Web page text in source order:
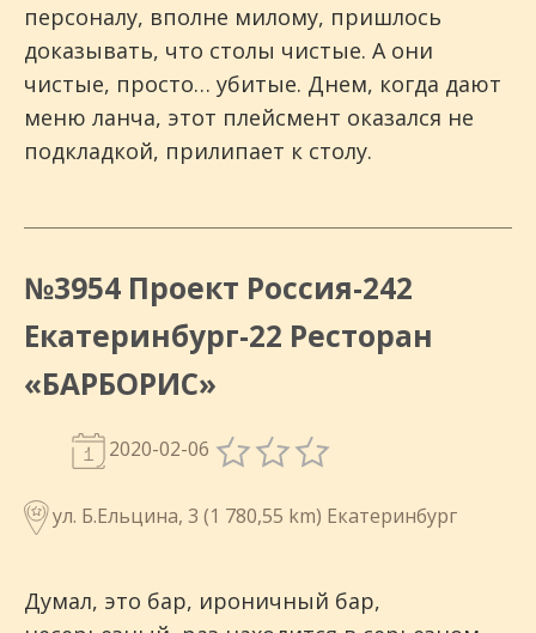
персоналу, вполне милому, пришлось
доказывать, что столы чистые. А они
чистые, просто… убитые. Днем, когда дают
меню ланча, этот плейсмент оказался не
подкладкой, прилипает к столу.
№3954 Проект Россия-242
Екатеринбург-22 Ресторан
«БАРБОРИС»
2020-02-06
ул. Б.Ельцина, 3 (1 780,55 km) Екатеринбург
Думал, это бар, ироничный бар,